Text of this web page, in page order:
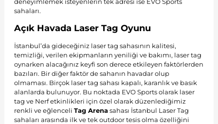
sahaları.
Açık Havada Laser Tag Oyunu
İstanbul’da gideceğiniz laser tag sahasının kalitesi,
temizliği, verilen ekipmanların yeniliği ve bakımı, laser tag
oynarken alacağınız keyfi son derece etkileyen faktörlerden
bazıları. Bir diğer faktör de sahanın havadar olup
olmaması. Birçok laser tag sahası kapalı, karanlık ve basık
alanlarda bulunuyor. Bu noktada EVO Sports olarak laser
tag ve Nerf etkinlikleri için özel olarak düzenlediğimiz
renkli ve eğlenceli Tag Arenasahası İstanbul Laser Tag
sahaları arasında ilk ve tek outdoor tesis olma özelliğini